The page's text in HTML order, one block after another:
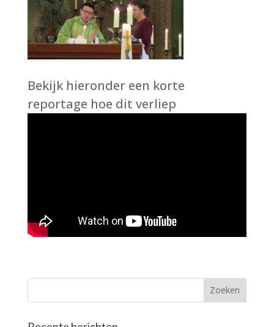
Bekijk hieronder een korte
reportage hoe dit verliep